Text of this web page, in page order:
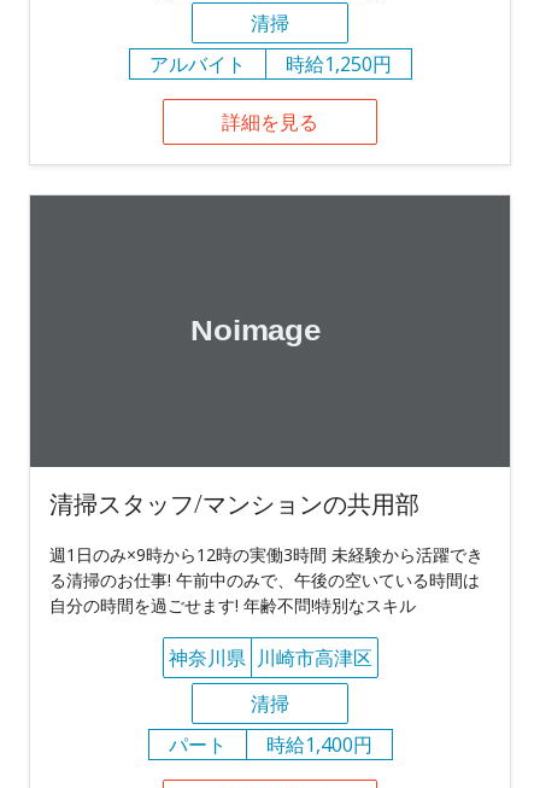
清掃
アルバイト
時給1,250円
詳細を見る
清掃スタッフ/マンションの共用部
週1日のみ×9時から12時の実働3時間 未経験から活躍でき
る清掃のお仕事! 午前中のみで、午後の空いている時間は
自分の時間を過ごせます! 年齢不問!特別なスキル
神奈川県 川崎市高津区
清掃
パート
時給1,400円